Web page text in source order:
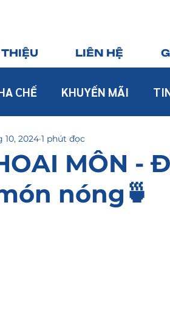
LIÊN HỆ
CHẾ KHUYẾN MÃI
MÔN -
nóng🍵
10, 2024 1 phút đọc